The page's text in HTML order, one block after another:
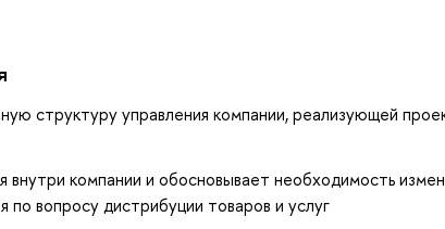
структуру управления компании, реализующей
внутри компании и обосновывает необходимость
по вопросу дистрибуции товаров и услуг